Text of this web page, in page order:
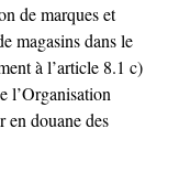
de marques et
magasins dans le
à l’article 8.1 c)
l’Organisation
douane des